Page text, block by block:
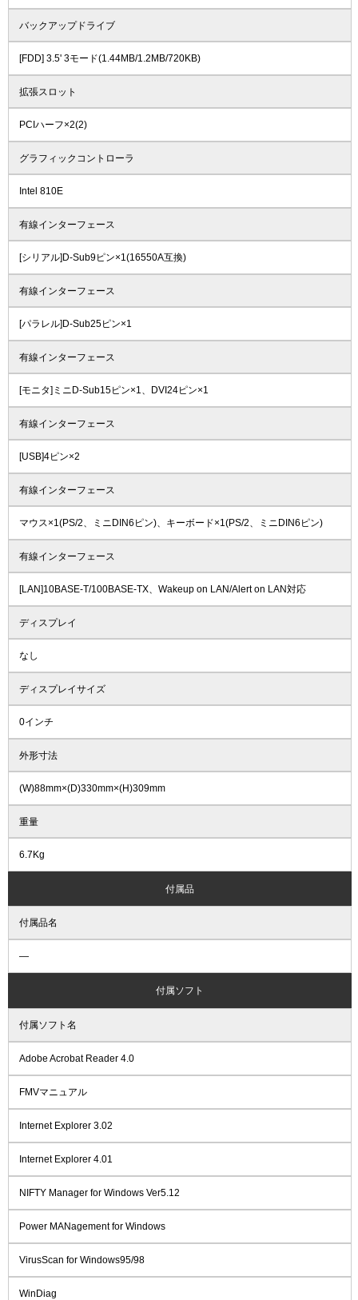
バックアップドライブ
[FDD] 3.5' 3モード(1.44MB/1.2MB/720KB)
拡張スロット
PCIハーフ×2(2)
グラフィックコントローラ
Intel 810E
有線インターフェース
[シリアル]D-Sub9ピン×1(16550A互換)
有線インターフェース
[パラレル]D-Sub25ピン×1
有線インターフェース
[モニタ]ミニD-Sub15ピン×1、DVI24ピン×1
有線インターフェース
[USB]4ピン×2
有線インターフェース
マウス×1(PS/2、ミニDIN6ピン)、キーボード×1(PS/2、ミニDIN6ピン)
有線インターフェース
[LAN]10BASE-T/100BASE-TX、Wakeup on LAN/Alert on LAN対応
ディスプレイ
なし
ディスプレイサイズ
0インチ
外形寸法
(W)88mm×(D)330mm×(H)309mm
重量
6.7Kg
付属品
付属品名
―
付属ソフト
付属ソフト名
Adobe Acrobat Reader 4.0
FMVマニュアル
Internet Explorer 3.02
Internet Explorer 4.01
NIFTY Manager for Windows Ver5.12
Power MANagement for Windows
VirusScan for Windows95/98
WinDiag